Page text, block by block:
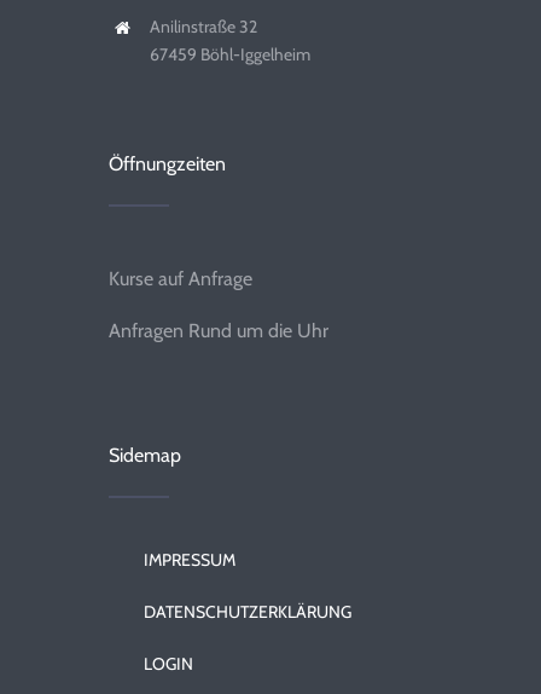
Anilinstraße 32
67459 Böhl-Iggelheim
Öffnungzeiten
Kurse auf Anfrage
Anfragen Rund um die Uhr
Sidemap
IMPRESSUM
DATENSCHUTZERKLÄRUNG
LOGIN